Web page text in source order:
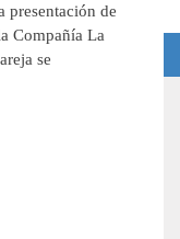
presentación de
Compañía La
se